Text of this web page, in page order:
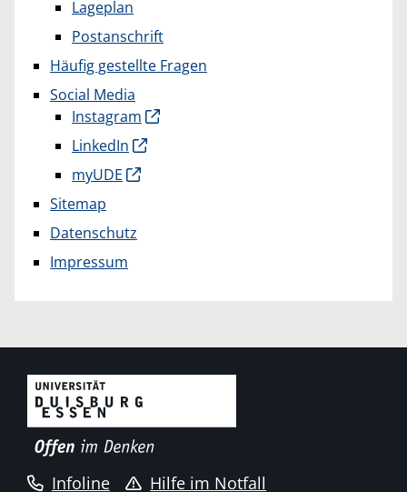
Lageplan
Postanschrift
Häufig gestellte Fragen
Social Media
Instagram
LinkedIn
myUDE
Sitemap
Datenschutz
Impressum
Infoline Hilfe im Notfall